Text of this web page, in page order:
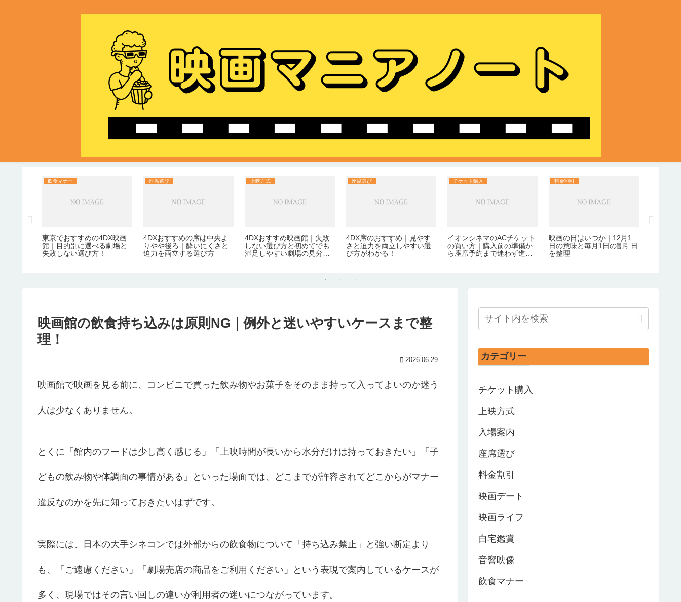
飲食マナー
東京でおすすめの4DX映画
館｜目的別に選べる劇場と
失敗しない選び方！
座席選び
4DXおすすめの席は中央よ
りやや後ろ｜酔いにくさと
迫力を両立する選び方
上映方式
4DXおすすめ映画館｜失敗
しない選び方と初めてでも
満足しやすい劇場の見分け
座席選び
4DX席のおすすめ｜見やす
さと迫力を両立しやすい選
び方がわかる！
チケット購入
イオンシネマのACチケット
の買い方｜購入前の準備か
ら座席予約まで迷わず進め
料金割引
映画の日はいつか｜12月1
日の意味と毎月1日の割引日
を整理
映画館の飲食持ち込みは原則NG｜例外と迷いやすいケースまで整
理！
2026.06.29
映画館で映画を見る前に、コンビニで買った飲み物やお菓子をそのまま持って入ってよいのか迷う
人は少なくありません。
とくに「館内のフードは少し高く感じる」「上映時間が長いから水分だけは持っておきたい」「子
どもの飲み物や体調面の事情がある」といった場面では、どこまでが許容されてどこからがマナー
違反なのかを先に知っておきたいはずです。
実際には、日本の大手シネコンでは外部からの飲食物について「持ち込み禁止」と強い断定より
も、「ご遠慮ください」「劇場売店の商品をご利用ください」という表現で案内しているケースが
多く、現場ではその言い回しの違いが利用者の迷いにつながっています。
カテゴリー
チケット購入
上映方式
入場案内
座席選び
料金割引
映画デート
映画ライフ
自宅鑑賞
音響映像
飲食マナー